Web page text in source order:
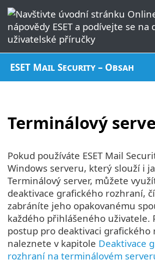
ESET Mail Security – Obsah
Terminálový
Pokud používáte ESET Mail
Windows serveru, který slouží i
Terminálový server, můžete
deaktivace grafického rozhraní,
zabráníte jeho opakovanému
každého přihlášeného uživatele.
postup pro deaktivaci grafického
naleznete v kapitole Deaktivace
rozhraní na terminálovém